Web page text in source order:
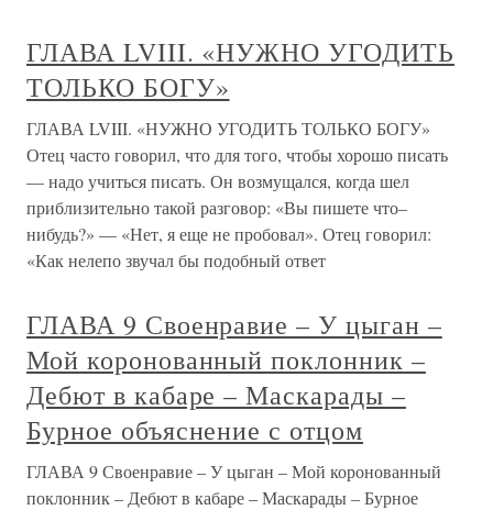
ГЛАВА LVIII. «НУЖНО УГОДИТЬ
ТОЛЬКО БОГУ»
ГЛАВА LVIII. «НУЖНО УГОДИТЬ ТОЛЬКО БОГУ»
Отец часто говорил, что для того, чтобы хорошо писать
— надо учиться писать. Он возмущался, когда шел
приблизительно такой разговор: «Вы пишете что–
нибудь?» — «Нет, я еще не пробовал». Отец говорил:
«Как нелепо звучал бы подобный ответ
ГЛАВА 9 Своенравие – У цыган –
Мой коронованный поклонник –
Дебют в кабаре – Маскарады –
Бурное объяснение с отцом
ГЛАВА 9 Своенравие – У цыган – Мой коронованный
поклонник – Дебют в кабаре – Маскарады – Бурное